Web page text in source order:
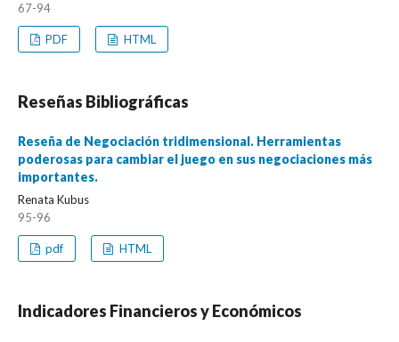
67-94
PDF HTML
Reseñas Bibliográficas
Reseña de Negociación tridimensional. Herramientas
poderosas para cambiar el juego en sus negociaciones más
importantes.
Renata Kubus
95-96
pdf HTML
Indicadores Financieros y Económicos